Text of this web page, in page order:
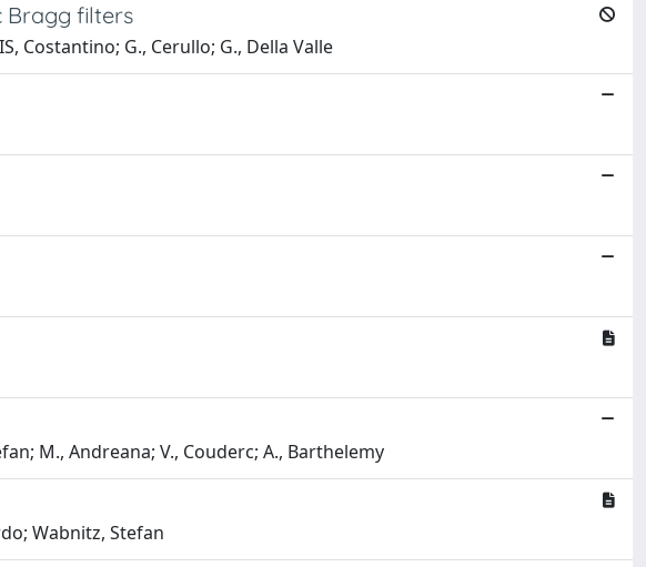
Bragg filters
Costantino; G., Cerullo; G., Della Valle
M., Andreana; V., Couderc; A., Barthelemy
Wabnitz, Stefan